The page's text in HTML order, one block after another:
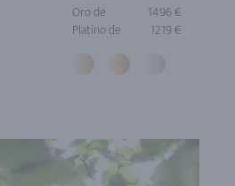
Oro de
1496 €
Platino de
1219 €